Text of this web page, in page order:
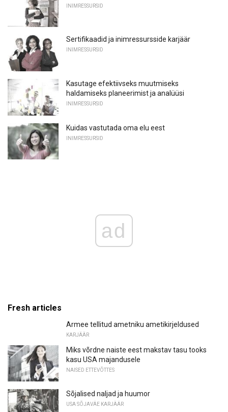
INIMRESSURSID
Sertifikaadid ja inimressursside karjäär
INIMRESSURSID
Kasutage efektiivseks muutmiseks
haldamiseks planeerimist ja analüüsi
INIMRESSURSID
Kuidas vastutada oma elu eest
INIMRESSURSID
ad
Fresh articles
Armee tellitud ametniku ametikirjeldused
KARJÄÄR
Miks võrdne naiste eest makstav tasu tooks
kasu USA majandusele
NAISED ETTEVÕTTES
Sõjalised naljad ja huumor
USA SÕJAVÄE KARJÄÄR